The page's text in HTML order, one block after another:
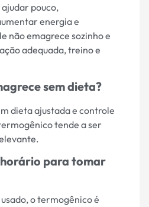
pouco,
energia e
não emagrece sozinho e
adequada, treino e
sem dieta?
dieta ajustada e controle
tende a ser
para tomar
o termogênico é